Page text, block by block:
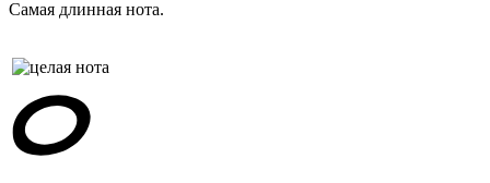
Самая длинная нота.